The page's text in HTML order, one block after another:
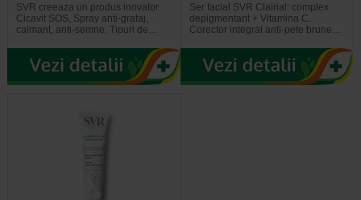
SVR creeaza un produs inovator
Cicavit SOS, Spray anti-grataj,
calmant, anti-semne. Tipuri de…
Ser facial SVR Clairial: complex
depigmentant + Vitamina C.
Corector integral anti-pete brune…